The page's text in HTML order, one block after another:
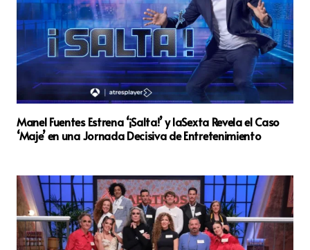
Manel Fuentes Estrena ‘¡Salta!’ y laSexta Revela el Caso
‘Maje’ en una Jornada Decisiva de Entretenimiento